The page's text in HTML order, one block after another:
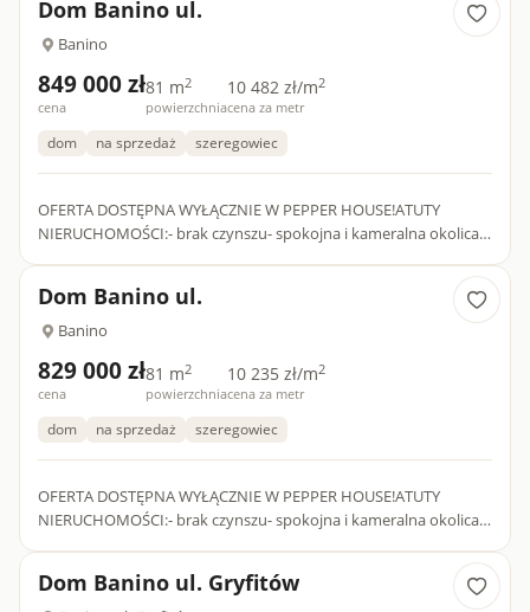
Dom Banino ul.
Banino
849 000 zł
cena
81 m2
powierzchnia
10 482 zł/m2
cena za metr
dom na sprzedaż szeregowiec
OFERTA DOSTĘPNA WYŁĄCZNIE W PEPPER HOUSE!ATUTY
NIERUCHOMOŚCI:- brak czynszu- spokojna i kameralna okolica-
Dom Banino ul.
Banino
829 000 zł
cena
81 m2
powierzchnia
10 235 zł/m2
cena za metr
dom na sprzedaż szeregowiec
OFERTA DOSTĘPNA WYŁĄCZNIE W PEPPER HOUSE!ATUTY
NIERUCHOMOŚCI:- brak czynszu- spokojna i kameralna okolica-
Dom Banino ul. Gryfitów